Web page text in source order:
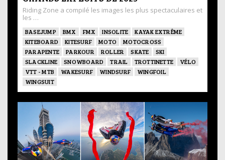
Riding Zone a compilé les images les plus spectaculaires et
les …
BASEJUMP BMX FMX INSOLITE
KAYAK EXTRÊME
KITEBOARD
KITESURF MOTO
MOTOCROSS
PARAPENTE
PARKOUR ROLLER SKATE
SKI
SLACKLINE
SNOWBOARD TRAIL TROTTINETTE
VÉLO
VTT - MTB
WAKESURF WINDSURF
WINGFOIL
WINGSUIT